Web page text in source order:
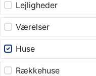
Lejligheder
Værelser
Huse
Rækkehuse